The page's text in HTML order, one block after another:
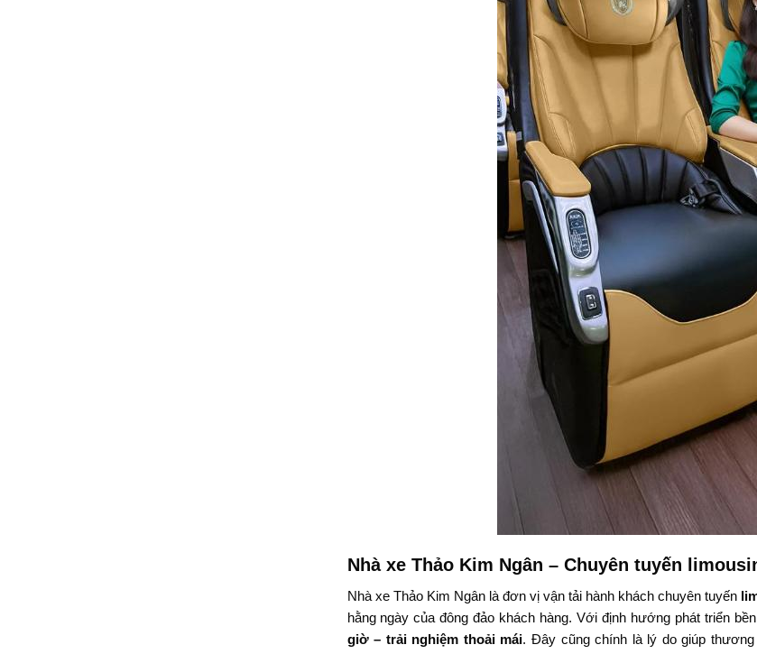
Nhà xe Thảo Kim Ngân – Chuyên tuyến
Nhà xe Thảo Kim Ngân là đơn vị vận tải hành khách chuyên tuyến
hằng ngày của đông đảo khách hàng. Với định hướng phát triển
giờ – trải nghiệm thoải mái. Đây cũng chính là lý do giúp